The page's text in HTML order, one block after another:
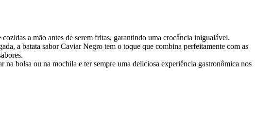
a mão antes de serem fritas, garantindo uma crocância inigualável.
a batata sabor Caviar Negro tem o toque que combina perfeitamente com as
bolsa ou na mochila e ter sempre uma deliciosa experiência gastronômica nos